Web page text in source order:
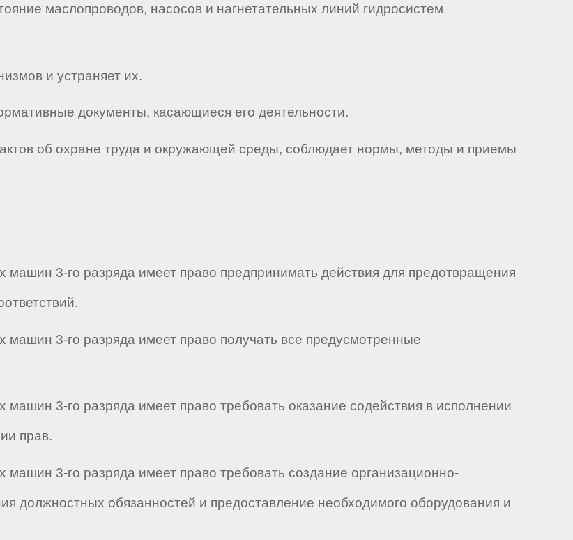
маслопроводов, насосов и нагнетательных линий гидросистем
и устраняет их.
документы, касающиеся его деятельности.
об охране труда и окружающей среды, соблюдает нормы, методы и приемы
машин 3-го разряда имеет право предпринимать действия для предотвращения
машин 3-го разряда имеет право получать все предусмотренные
3-го разряда имеет право требовать оказание содействия в исполнении
прав.
3-го разряда имеет право требовать создание организационно-
должностных обязанностей и предоставление необходимого оборудования и